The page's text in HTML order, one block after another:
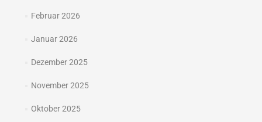
Februar 2026
Januar 2026
Dezember 2025
November 2025
Oktober 2025